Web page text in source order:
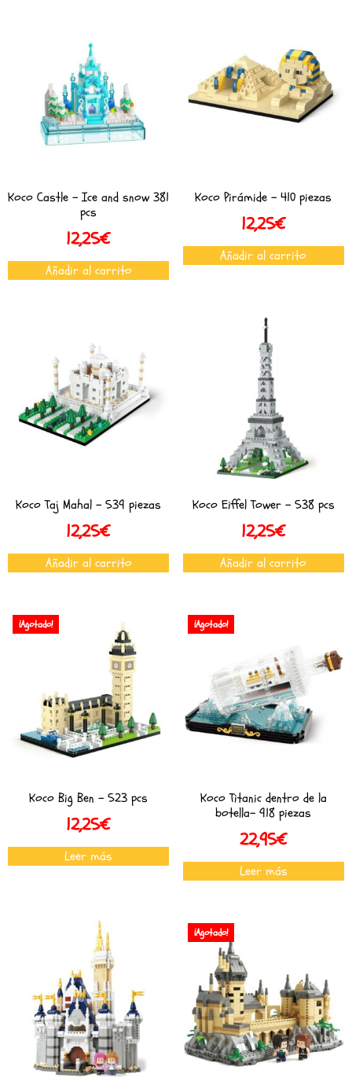
Koco Castle – Ice and snow 381
pcs
12,25€
Añadir al carrito
Koco Pirámide – 410 piezas
12,25€
Añadir al carrito
Koco Taj Mahal – 539 piezas
12,25€
Añadir al carrito
Koco Eiffel Tower – 538 pcs
12,25€
Añadir al carrito
¡Agotado!
Koco Big Ben – 523 pcs
12,25€
Leer más
¡Agotado!
Koco Titanic dentro de la
botella- 918 piezas
22,95€
Leer más
¡Agotado!